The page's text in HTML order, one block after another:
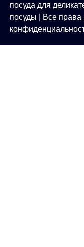
посуда для
посуды
| Все